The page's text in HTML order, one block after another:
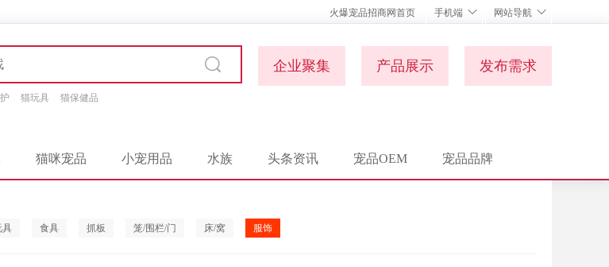
火爆宠品招商网首页 手机端 网站导航
猫玩具 猫保健品
企业聚集 产品展示 发布需求
猫咪宠品 小宠用品 水族 头条资讯 宠品OEM 宠品品牌
具 食具 抓板 笼/围栏/门 床/窝 服饰